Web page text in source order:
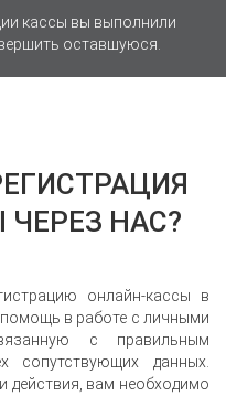
кассы вы выполнили
оставшуюся.
НАС?
онлайн-кассы в
в работе с личными
с правильным
сопутствующих данных.
действия, вам необходимо